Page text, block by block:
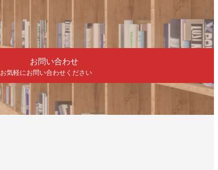
お問い合わせ
お気軽にお問い合わせください